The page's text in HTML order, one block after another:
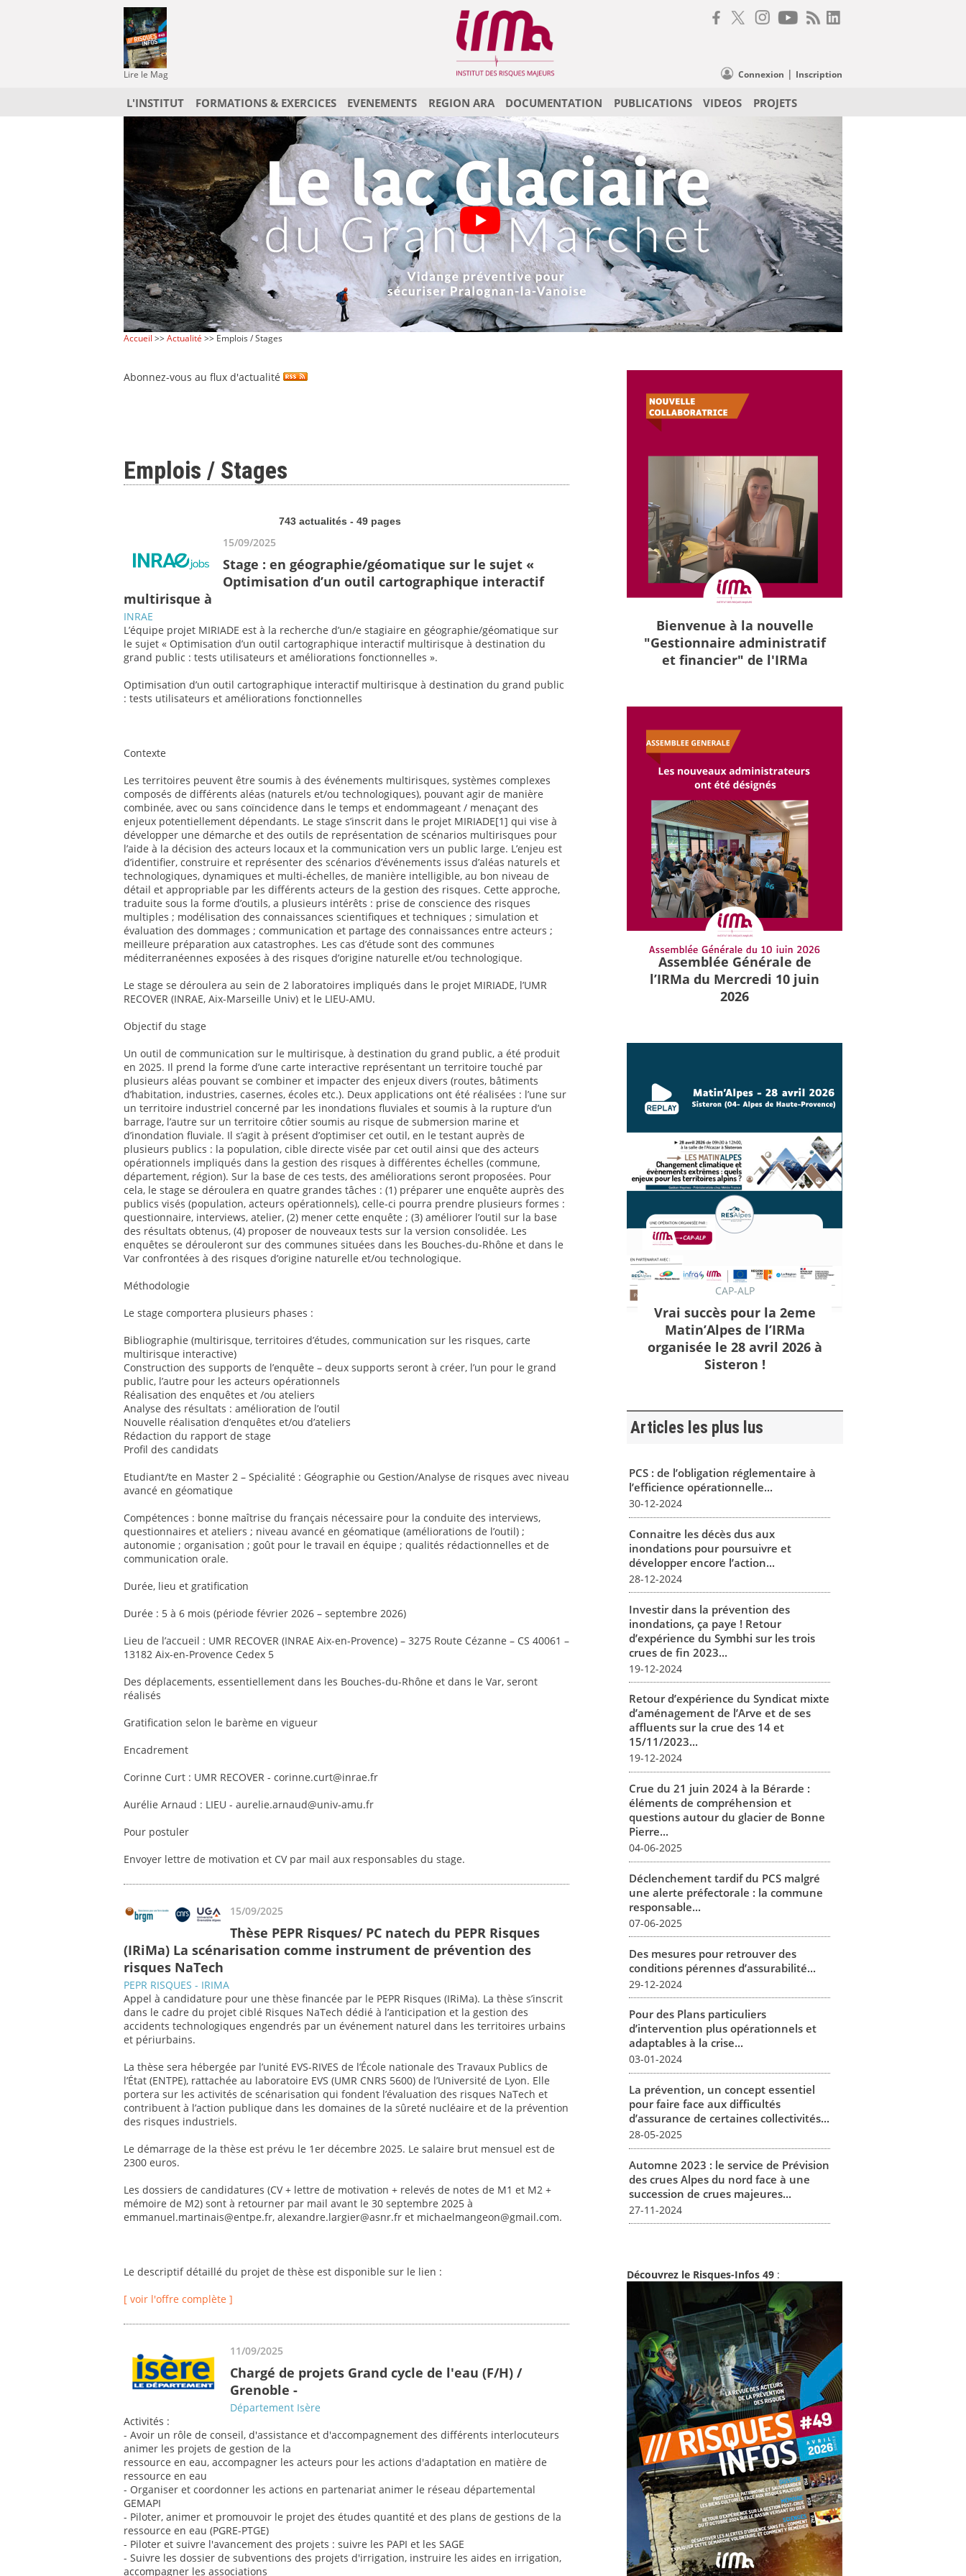
Lire le Mag Connexion | Inscription
L'INSTITUT FORMATIONS & EXERCICES EVENEMENTS REGION ARA DOCUMENTATION PUBLICATIONS VIDEOS PROJETS
Accueil >>Actualité >> Emplois / Stages
Abonnez-vous au flux d'actualité
Emplois / Stages
743 actualités - 49 pages
15/09/2025
Stage : en géographie/géomatique sur le sujet «
Optimisation d’un outil cartographique interactif
multirisque à
INRAE
L’équipe projet MIRIADE est à la recherche d’un/e stagiaire en géographie/géomatique sur
le sujet « Optimisation d’un outil cartographique interactif multirisque à destination du
grand public : tests utilisateurs et améliorations fonctionnelles ».
Optimisation d’un outil cartographique interactif multirisque à destination du grand public
: tests utilisateurs et améliorations fonctionnelles
Contexte
Les territoires peuvent être soumis à des événements multirisques, systèmes complexes
composés de différents aléas (naturels et/ou technologiques), pouvant agir de manière
combinée, avec ou sans coïncidence dans le temps et endommageant / menaçant des
enjeux potentiellement dépendants. Le stage s’inscrit dans le projet MIRIADE[1] qui vise à
développer une démarche et des outils de représentation de scénarios multirisques pour
l’aide à la décision des acteurs locaux et la communication vers un public large. L’enjeu est
d’identifier, construire et représenter des scénarios d’événements issus d’aléas naturels et
technologiques, dynamiques et multi-échelles, de manière intelligible, au bon niveau de
détail et appropriable par les différents acteurs de la gestion des risques. Cette approche,
traduite sous la forme d’outils, a plusieurs intérêts : prise de conscience des risques
multiples ; modélisation des connaissances scientifiques et techniques ; simulation et
évaluation des dommages ; communication et partage des connaissances entre acteurs ;
meilleure préparation aux catastrophes. Les cas d’étude sont des communes
méditerranéennes exposées à des risques d’origine naturelle et/ou technologique.
Le stage se déroulera au sein de 2 laboratoires impliqués dans le projet MIRIADE, l’UMR
RECOVER (INRAE, Aix-Marseille Univ) et le LIEU-AMU.
Objectif du stage
Un outil de communication sur le multirisque, à destination du grand public, a été produit
en 2025. Il prend la forme d’une carte interactive représentant un territoire touché par
plusieurs aléas pouvant se combiner et impacter des enjeux divers (routes, bâtiments
d’habitation, industries, casernes, écoles etc.). Deux applications ont été réalisées : l’une sur
un territoire industriel concerné par les inondations fluviales et soumis à la rupture d’un
barrage, l’autre sur un territoire côtier soumis au risque de submersion marine et
d’inondation fluviale. Il s’agit à présent d’optimiser cet outil, en le testant auprès de
plusieurs publics : la population, cible directe visée par cet outil ainsi que des acteurs
opérationnels impliqués dans la gestion des risques à différentes échelles (commune,
département, région). Sur la base de ces tests, des améliorations seront proposées. Pour
cela, le stage se déroulera en quatre grandes tâches : (1) préparer une enquête auprès des
publics visés (population, acteurs opérationnels), celle-ci pourra prendre plusieurs formes :
questionnaire, interviews, atelier, (2) mener cette enquête ; (3) améliorer l’outil sur la base
des résultats obtenus, (4) proposer de nouveaux tests sur la version consolidée. Les
enquêtes se dérouleront sur des communes situées dans les Bouches-du-Rhône et dans le
Var confrontées à des risques d’origine naturelle et/ou technologique.
Méthodologie
Le stage comportera plusieurs phases :
Bibliographie (multirisque, territoires d’études, communication sur les risques, carte
multirisque interactive)
Construction des supports de l’enquête – deux supports seront à créer, l’un pour le grand
public, l’autre pour les acteurs opérationnels
Réalisation des enquêtes et /ou ateliers
Analyse des résultats : amélioration de l’outil
Nouvelle réalisation d’enquêtes et/ou d’ateliers
Rédaction du rapport de stage
Profil des candidats
Etudiant/te en Master 2 – Spécialité : Géographie ou Gestion/Analyse de risques avec niveau
avancé en géomatique
Compétences : bonne maîtrise du français nécessaire pour la conduite des interviews,
questionnaires et ateliers ; niveau avancé en géomatique (améliorations de l’outil) ;
autonomie ; organisation ; goût pour le travail en équipe ; qualités rédactionnelles et de
communication orale.
Durée, lieu et gratification
Durée : 5 à 6 mois (période février 2026 – septembre 2026)
Lieu de l’accueil : UMR RECOVER (INRAE Aix-en-Provence) – 3275 Route Cézanne – CS 40061 –
13182 Aix-en-Provence Cedex 5
Des déplacements, essentiellement dans les Bouches-du-Rhône et dans le Var, seront
réalisés
Gratification selon le barème en vigueur
Encadrement
Corinne Curt : UMR RECOVER - corinne.curt@inrae.fr
Aurélie Arnaud : LIEU - aurelie.arnaud@univ-amu.fr
Pour postuler
Envoyer lettre de motivation et CV par mail aux responsables du stage.
15/09/2025
Thèse PEPR Risques/ PC natech du PEPR Risques
(IRiMa) La scénarisation comme instrument de prévention des
risques NaTech
PEPR RISQUES - IRIMA
Appel à candidature pour une thèse financée par le PEPR Risques (IRiMa). La thèse s’inscrit
dans le cadre du projet ciblé Risques NaTech dédié à l’anticipation et la gestion des
accidents technologiques engendrés par un événement naturel dans les territoires urbains
et périurbains.
La thèse sera hébergée par l’unité EVS-RIVES de l’École nationale des Travaux Publics de
l’État (ENTPE), rattachée au laboratoire EVS (UMR CNRS 5600) de l’Université de Lyon. Elle
portera sur les activités de scénarisation qui fondent l’évaluation des risques NaTech et
contribuent à l’action publique dans les domaines de la sûreté nucléaire et de la prévention
des risques industriels.
Le démarrage de la thèse est prévu le 1er décembre 2025. Le salaire brut mensuel est de
2300 euros.
Les dossiers de candidatures (CV + lettre de motivation + relevés de notes de M1 et M2 +
mémoire de M2) sont à retourner par mail avant le 30 septembre 2025 à
emmanuel.martinais@entpe.fr, alexandre.largier@asnr.fr et michaelmangeon@gmail.com.
Le descriptif détaillé du projet de thèse est disponible sur le lien :
[ voir l'offre complète ]
11/09/2025
Chargé de projets Grand cycle de l'eau (F/H) /
Grenoble -
Département Isère
Activités :
- Avoir un rôle de conseil, d'assistance et d'accompagnement des différents interlocuteurs
animer les projets de gestion de la
ressource en eau, accompagner les acteurs pour les actions d'adaptation en matière de
ressource en eau
- Organiser et coordonner les actions en partenariat animer le réseau départemental
GEMAPI
- Piloter, animer et promouvoir le projet des études quantité et des plans de gestions de la
ressource en eau (PGRE-PTGE)
- Piloter et suivre l'avancement des projets : suivre les PAPI et les SAGE
- Suivre les dossier de subventions des projets d'irrigation, instruire les aides en irrigation,
accompagner les associations
Bienvenue à la nouvelle
"Gestionnaire administratif
et financier" de l'IRMa
Assemblée Générale de
l’IRMa du Mercredi 10 juin
2026
CAP-ALP
Vrai succès pour la 2eme
Matin’Alpes de l’IRMa
organisée le 28 avril 2026 à
Sisteron !
Articles les plus lus
PCS : de l’obligation réglementaire à
l’efficience opérationnelle...
30-12-2024
Connaitre les décès dus aux
inondations pour poursuivre et
développer encore l’action...
28-12-2024
Investir dans la prévention des
inondations, ça paye ! Retour
d’expérience du Symbhi sur les trois
crues de fin 2023...
19-12-2024
Retour d’expérience du Syndicat mixte
d’aménagement de l’Arve et de ses
affluents sur la crue des 14 et
15/11/2023...
19-12-2024
Crue du 21 juin 2024 à la Bérarde :
éléments de compréhension et
questions autour du glacier de Bonne
Pierre...
04-06-2025
Déclenchement tardif du PCS malgré
une alerte préfectorale : la commune
responsable...
07-06-2025
Des mesures pour retrouver des
conditions pérennes d’assurabilité...
29-12-2024
Pour des Plans particuliers
d’intervention plus opérationnels et
adaptables à la crise...
03-01-2024
La prévention, un concept essentiel
pour faire face aux difficultés
d’assurance de certaines collectivités...
28-05-2025
Automne 2023 : le service de Prévision
des crues Alpes du nord face à une
succession de crues majeures...
27-11-2024
Découvrez le Risques-Infos 49 :